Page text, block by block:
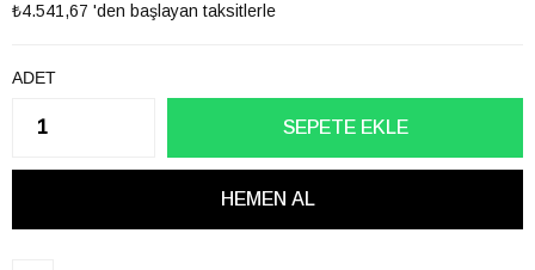
₺4.541,67 'den başlayan taksitlerle
ADET